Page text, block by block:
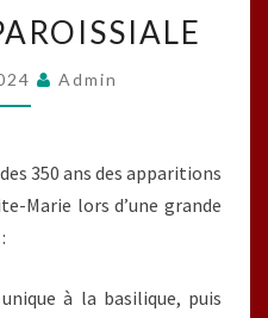
PAROISSIALE
Admin
350 ans des apparitions
Marie lors d’une grande
à la basilique, puis